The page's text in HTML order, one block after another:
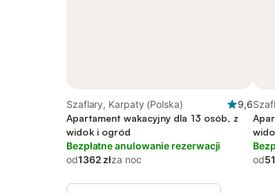
Szaflary, Karpaty (Polska)
9,6
Apartament wakacyjny dla 13 osób, z
widok i ogród
Bezpłatne anulowanie rezerwacji
od1362 złza noc
od